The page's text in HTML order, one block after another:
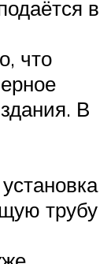
в
что
В
трубу